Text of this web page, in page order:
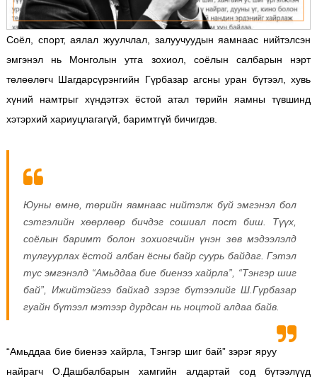
Соёл, спорт, аялал жуулчлал, залуучуудын яамнаас нийтэлсэн
эмгэнэл нь Монголын утга зохиол, соёлын салбарын нэрт
төлөөлөгч Шагдарсүрэнгийн Гүрбазар агсны уран бүтээл, хувь
хүний намтрыг хүндэтгэх ёстой атал төрийн яамны түвшинд
хэтэрхий хариуцлагагүй, баримтгүй бичигдэв.
Юуны өмнө, төрийн яамнаас нийтэлж буй эмгэнэл бол
сэтгэлийн хөөрлөөр бичдэг сошиал пост биш. Түүх,
соёлын баримт болон зохиогчийн үнэн зөв мэдээлэлд
тулгуурлах ёстой албан ёсны байр суурь байдаг. Гэтэл
тус эмгэнэлд “Амьддаа бие биенээ хайрла”, “Тэнгэр шиг
бай”, Ижийтэйгээ байхад зэрэг бүтээлийг Ш.Гүрбазар
гуайн бүтээл мэтээр дурдсан нь ноцтой алдаа байв.
“Амьддаа бие биенээ хайрла, Тэнгэр шиг бай” зэрэг яруу
найрагч О.Дашбалбарын хамгийн алдартай сод бүтээлүүд